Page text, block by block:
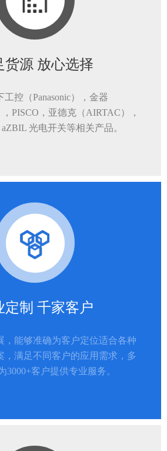
货源 放心选择
工控（Panasonic），金器
PISCO，亚德克（AIRTAC），
光电开关等相关产品。
定制 千家客户
，能够准确为客户定位适合各种
，满足不同客户的应用需求，多
3000+客户提供专业服务。